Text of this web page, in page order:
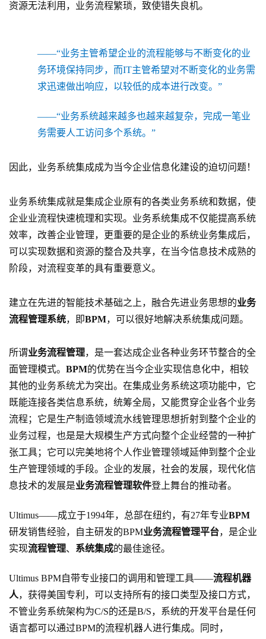
资源无法利用，业务流程繁琐，致使错失良机。
——“业务主管希望企业的流程能够与不断变化的业
务环境保持同步，而IT主管希望对不断变化的业务需
求迅速做出响应，以较低的成本进行改变。”
——“业务系统越来越多也越来越复杂，完成一笔业
务需要人工访问多个系统。”
因此， 业务系统集成成为当今企业信息化建设的迫切问题 ！
业务系统集成就是集成企业原有的各类业务系统和数据，使
企业业流程快速梳理和实现。业务系统集成不仅能提高系统
效率，改善企业管理，更重要的是企业的系统业务集成后，
可以实现数据和资源的整合及共享，在当今信息技术成熟的
阶段，对流程变革的具有重要意义。
建立在先进的智能技术基础之上，融合先进业务思想的业务
流程管理系统，即BPM，可以很好地解决系统集成问题。
所谓业务流程管理，是一套达成企业各种业务环节整合的全
面管理模式。 BPM的优势在当今企业实现信息化中，相较
其他的业务系统尤为突出。在集成业务系统这项功能中，它
既能连接各类信息系统，统筹全局，又能贯穿企业各个业务
流程；它是生产制造领域流水线管理思想折射到整个企业的
业务过程，也是是大规模生产方式向整个企业经营的一种扩
张工具；它可以完美地将个人作业管理领域延伸到整个企业
生产管理领域的手段。企业的发展，社会的发展，现代化信
息技术的发展是业务流程管理软件登上舞台的推动者。
Ultimus——成立于1994年，总部在纽约，有27年专业BPM
研发销售经验，自主研发的BPM业务流程管理平台，是企业
实现流程管理、 系统集成的最佳途径。
Ultimus BPM自带专业接口的调用和管理工具——流程机器
人，获得美国专利，可以支持所有的接口类型及接口方式，
不管业务系统架构为C/S的还是B/S，系统的开发平台是任何
语言都可以通过BPM的流程机器人进行集成。同时，